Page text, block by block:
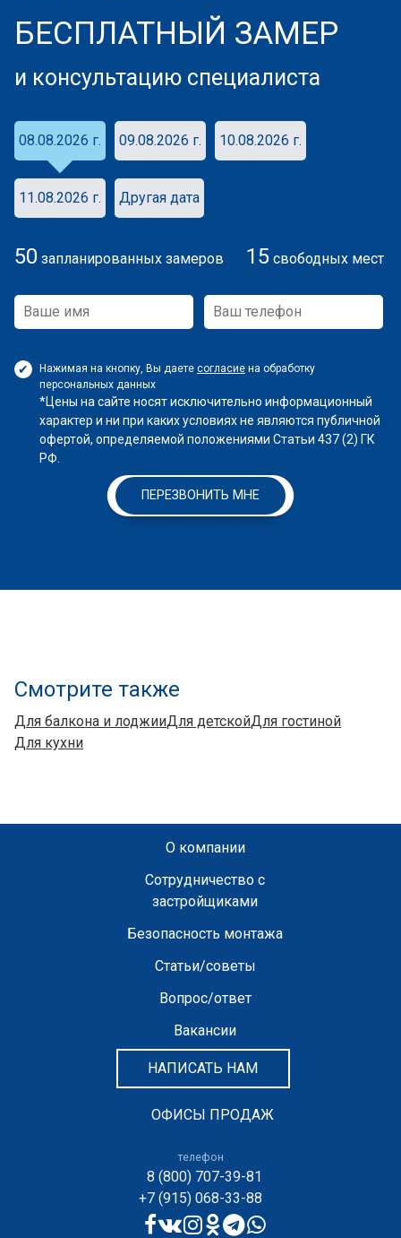
БЕСПЛАТНЫЙ ЗАМЕР
и консультацию специалиста
08.08.2026 г. 09.08.2026 г. 10.08.2026 г.
11.08.2026 г. Другая дата
50 запланированных замеров 15 свободных мест
Нажимая на кнопку, Вы даете согласие на обработку
персональных данных
*Цены на сайте носят исключительно информационный
характер и ни при каких условиях не являются публичной
офертой, определяемой положениями Статьи 437 (2) ГК
РФ.
ПЕРЕЗВОНИТЬ МНЕ
Смотрите также
Для балкона и лоджииДля детскойДля гостиной
Для кухни
О компании
Сотрудничество с
застройщиками
Безопасность монтажа
Статьи/советы
Вопрос/ответ
Вакансии
НАПИСАТЬ НАМ
ОФИСЫ ПРОДАЖ
телефон
8 (800) 707-39-81
+7 (915) 068-33-88